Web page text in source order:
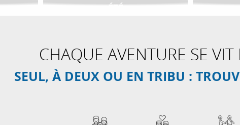
ÉTÉ
CHAQUE AVENTURE SE
SEUL, À DEUX OU EN TRIBU :